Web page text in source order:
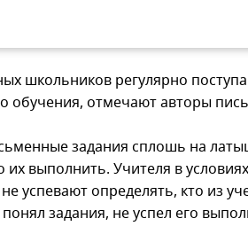
школьников регулярно
обучения, отмечают авторы
задания сплошь на
их выполнить. Учителя в условиях
успевают определять, кто из
задания, не успел его